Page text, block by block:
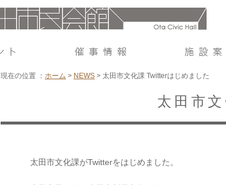
現在の位置 ： ホーム > NEWS > 太田市文化課 Twitterはじめました
太田市
太田市文化課がTwitterをはじめました。